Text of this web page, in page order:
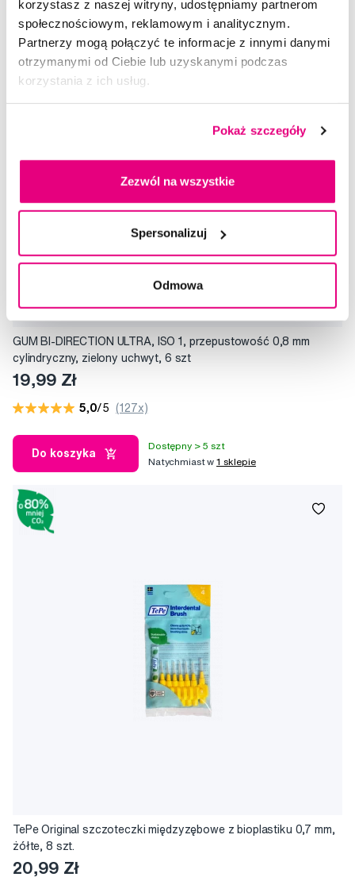
korzystasz z naszej witryny, udostępniamy partnerom
społecznościowym, reklamowym i analitycznym.
Partnerzy mogą połączyć te informacje z innymi danymi
otrzymanymi od Ciebie lub uzyskanymi podczas
korzystania z ich usług.
Pokaż szczegóły
Zezwól na wszystkie
Spersonalizuj
Odmowa
GUM BI-DIRECTION ULTRA, ISO 1, przepustowość 0,8 mm
cylindryczny, zielony uchwyt, 6 szt
19,99 Zł
5,0/5 (127x)
Do koszyka
Dostępny > 5 szt
Natychmiast w1 sklepie
TePe Original szczoteczki międzyzębowe z bioplastiku 0,7 mm,
żółte, 8 szt.
20,99 Zł